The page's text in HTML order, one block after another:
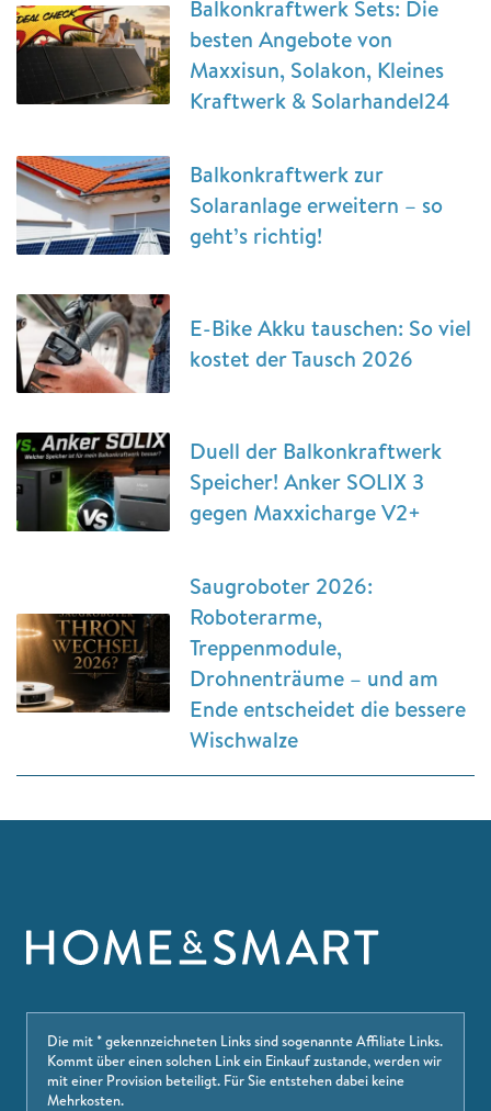
Balkonkraftwerk Sets: Die
besten Angebote von
Maxxisun, Solakon, Kleines
Kraftwerk & Solarhandel24
Balkonkraftwerk zur
Solaranlage erweitern – so
geht’s richtig!
E-Bike Akku tauschen: So viel
kostet der Tausch 2026
Duell der Balkonkraftwerk
Speicher! Anker SOLIX 3
gegen Maxxicharge V2+
Saugroboter 2026:
Roboterarme,
Treppenmodule,
Drohnenträume – und am
Ende entscheidet die bessere
Wischwalze
Die mit * gekennzeichneten Links sind sogenannte Affiliate Links.
Kommt über einen solchen Link ein Einkauf zustande, werden wir
mit einer Provision beteiligt. Für Sie entstehen dabei keine
Mehrkosten.